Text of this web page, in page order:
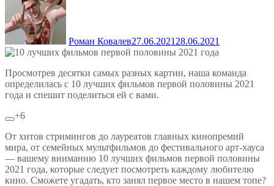
Роман Ковалев27.06.2021 28.06.2021
Просмотрев десятки самых разных картин, наша команда
определилась с 10 лучших фильмов первой половины 2021
года и спешит поделиться ей с вами.
+6
От хитов стримингов до лауреатов главных кинопремий
мира, от семейных мультфильмов до фестивального арт-хауса
— вашему вниманию 10 лучших фильмов первой половины
2021 года, которые следует посмотреть каждому любителю
кино. Сможете угадать, кто занял первое место в нашем топе?